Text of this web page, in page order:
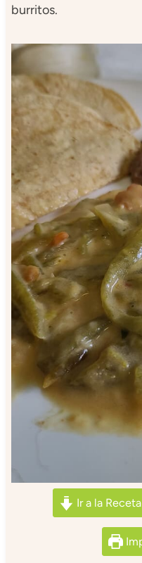
burritos.
Ir a la Receta